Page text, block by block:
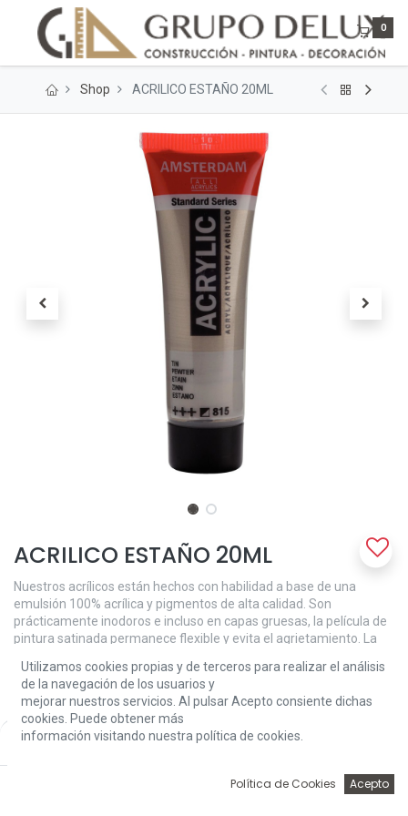
Price:
Add to Cart
0
Shop ACRILICO ESTAÑO 20ML
ACRILICO ESTAÑO 20ML
Nuestros acrílicos están hechos con habilidad a base de una
emulsión 100% acrílica y pigmentos de alta calidad. Son
prácticamente inodoros e incluso en capas gruesas, la película de
pintura satinada permanece flexible y evita el agrietamiento. La
pero también se puede utilizar para una cobertura suave más
fácil. El peltre (815) es un color semiopaco con una excelente
solidez a la luz (+++).
2,52€
Utilizamos cookies propias y de terceros para realizar el análisis
de la navegación de los usuarios y
mejorar nuestros servicios. Al pulsar Acepto consiente dichas
cookies. Puede obtener más
información visitando nuestra política de cookies.
Política de Cookies Acepto